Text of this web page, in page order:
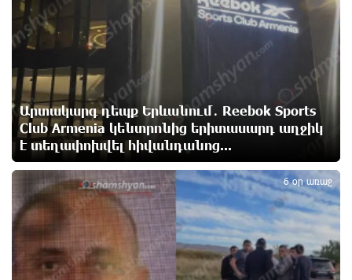
Ռուսաստանի հետ խնդիրները պետք է լուծել
դիվանագիտական ճանապարհով․ Նարեկ
Կարապետյան
12 ժամ առաջ
Վաղը մենք ԱԺ չենք գալու. Նարեկ Կարապետյան
ՈւՂԻՂ. Նարեկ Կարապետյանը հանդես է գալիս
հայտարարությամբ
12 ժամ առաջ
Արտակարգ դեպք Երևանում․ Reebok Sports
Club Armenia կենտրոնից երիտասարդ աղջիկ
է տեղափոխվել հիվանդանոց...
6 օր առաջ
5